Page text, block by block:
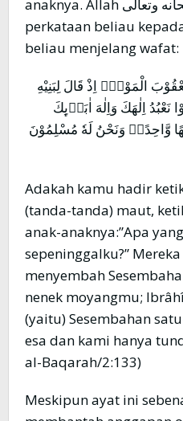
anaknya. Allah سبحانه وتعالى menceritakan
perkataan beliau
beliau menjelang wafat:
الْمَوْتُۙ اِذْ قَالَ لِبَنِيْهِ
اِلٰهَكَ وَاِلٰهَ اٰبَاۤىِٕكَ
وَّاحِدًاۚ وَنَحْنُ لَهٗ مُسْلِمُوْنَ
Adakah kamu hadir
(tanda-tanda) maut,
anak-anaknya:”Apa
sepeninggalku?”
menyembah
nenek moyangmu;
(yaitu) Sesembahan
esa dan kami hanya
al-Baqarah/2:133)
Meskipun ayat ini